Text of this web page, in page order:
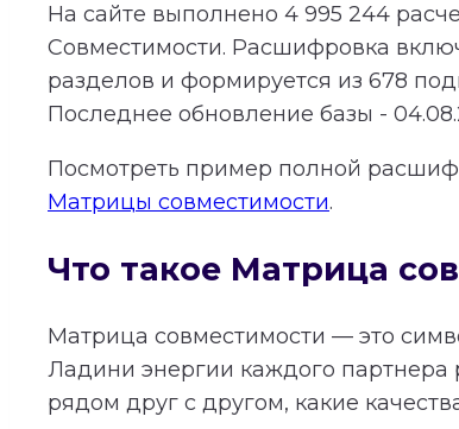
На сайте выполнено 4 995 244
Совместимости. Расшифровка
разделов и формируется из 678
Последнее обновление базы -
Посмотреть пример полной
Матрицы совместимости.
Что такое Матрица
Матрица совместимости — это
Ладини энергии каждого партнера
рядом друг с другом, какие